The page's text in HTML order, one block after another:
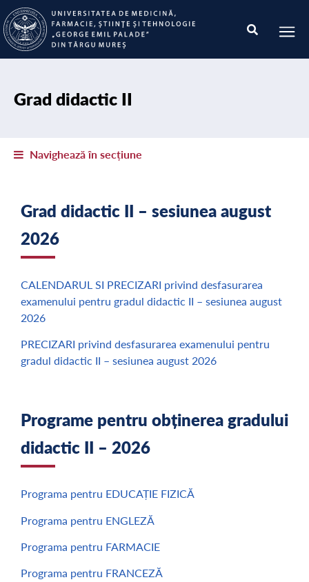
Grad didactic II
Navighează în secțiune
Grad didactic II – sesiunea august
2026
CALENDARUL SI PRECIZARI privind desfasurarea
examenului pentru gradul didactic II – sesiunea august
2026
PRECIZARI privind desfasurarea examenului pentru
gradul didactic II – sesiunea august 2026
Programe pentru obținerea gradului
didactic II – 2026
Programa pentru EDUCAȚIE FIZICĂ
Programa pentru ENGLEZĂ
Programa pentru FARMACIE
Programa pentru FRANCEZĂ